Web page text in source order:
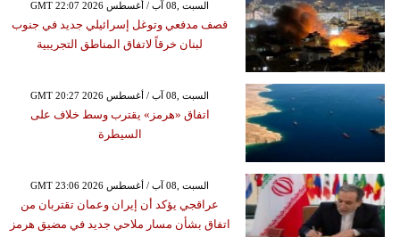
GMT 22:07 2026 السبت ,08 آب / أغسطس
قصف مدفعي وتوغل إسرائيلي جديد في جنوب
لبنان خرقاً لاتفاق المناطق التجريبية
GMT 20:27 2026 السبت ,08 آب / أغسطس
اتفاق «هرمز» يقترب وسط خلاف على
السيطرة
GMT 23:06 2026 السبت ,08 آب / أغسطس
عراقجي يؤكد أن إيران وعمان تقتربان من
اتفاق بشأن مسار ملاحي جديد في مضيق هرمز